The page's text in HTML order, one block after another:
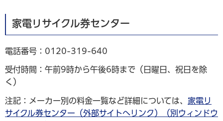
家電リサイクル券センター
電話番号：0120-319-640
受付時間：午前9時から午後6時まで（日曜日、祝日を除
く）
注記：メーカー別の料金一覧など詳細については、 家電リ
サイクル券センター（外部サイトへリンク）（別ウィンドウ